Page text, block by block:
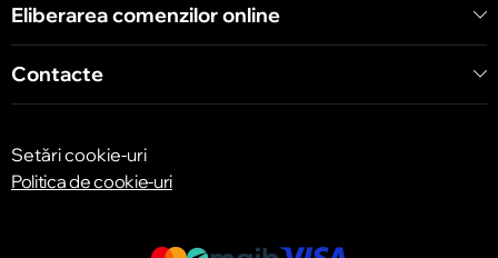
Chișinău
str. Arborilor 21, CC «Shopping MallDova»
Eliberarea comenzilor online
Contacte
Setări cookie-uri
Politica de cookie-uri